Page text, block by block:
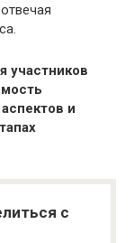
участников
и
с